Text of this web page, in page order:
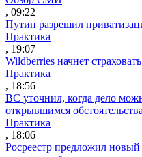
, 09:22
Путин разрешил
Практика
, 19:07
Wildberries начнет
Практика
, 18:56
ВС уточнил, когда дело
открывшимся
Практика
, 18:06
Росреестр предложил